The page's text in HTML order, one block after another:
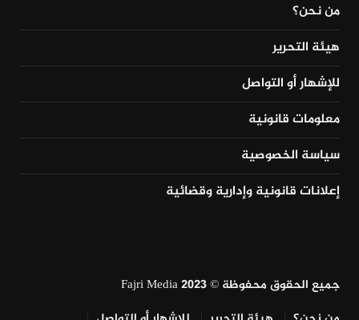
من نحن؟
هيئة التحرير
للإشهار أو التواصل
معلومات قانونية
سياسة الخصوصية
إعلانات قانونية وإدارية وقضائية
جميع الحقوق محفوظة © Fajri Media 2023